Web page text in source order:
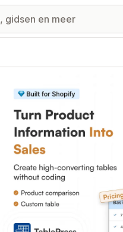
met uitgelichte